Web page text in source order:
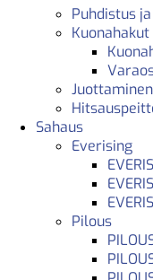
Puhdistus
Juottaminen
Sahaus
Everising
Pilous